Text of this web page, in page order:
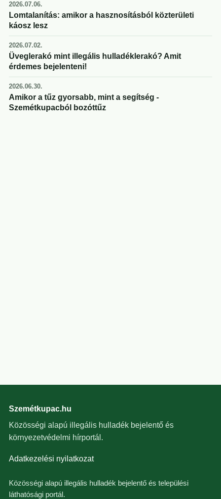
2026.07.06.
Lomtalanítás: amikor a hasznosításból közterületi
káosz lesz
2026.07.02.
Üveglerakó mint illegális hulladéklerakó? Amit
érdemes bejelenteni!
2026.06.30.
Amikor a tűz gyorsabb, mint a segítség -
Szemétkupacból bozóttűz
Szemétkupac.hu
Közösségi alapú illegális hulladék bejelentő és
környezetvédelmi hírportál.
Adatkezelési nyilatkozat
Közösségi alapú illegális hulladék bejelentő és települési
láthatósági portál.